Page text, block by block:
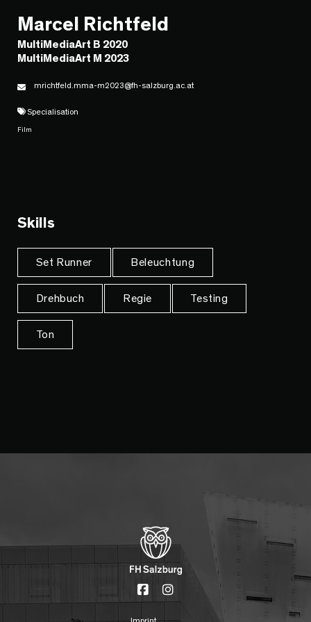
Marcel Richtfeld
MultiMediaArt B 2020
MultiMediaArt M 2023
mrichtfeld.mma-m2023@fh-salzburg.ac.at
Specialisation
Film
Skills
Set Runner Beleuchtung
Drehbuch Regie Testing
Ton